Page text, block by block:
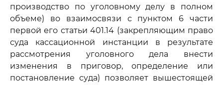
производство по уголовному делу в полном
объеме) во взаимосвязи с пунктом 6 части
первой его статьи 401.14 (закрепляющим право
суда кассационной инстанции в результате
рассмотрения уголовного дела внести
изменения в приговор, определение или
постановление суда) позволяет вышестоящей